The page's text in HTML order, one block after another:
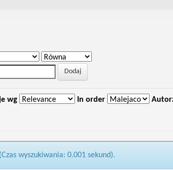
wg In order
wyszukiwania: 0.001 sekund).